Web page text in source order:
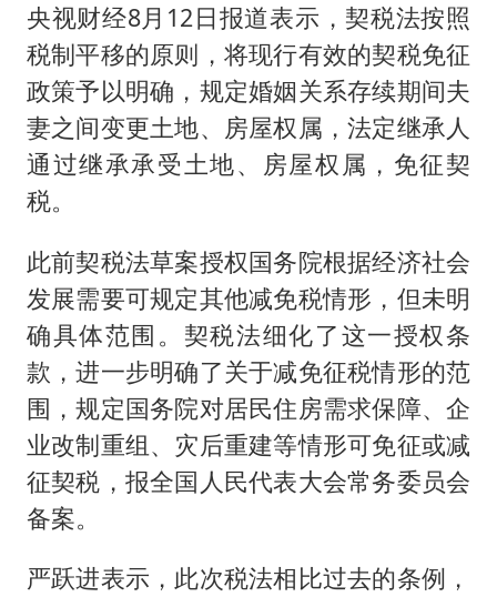
央视财经8月12日报道表示，契税法按照
税制平移的原则，将现行有效的契税免征
政策予以明确，规定婚姻关系存续期间夫
妻之间变更土地、房屋权属，法定继承人
通过继承承受土地、房屋权属，免征契
税。
此前契税法草案授权国务院根据经济社会
发展需要可规定其他减免税情形，但未明
确具体范围。契税法细化了这一授权条
款，进一步明确了关于减免征税情形的范
围，规定国务院对居民住房需求保障、企
业改制重组、灾后重建等情形可免征或减
征契税，报全国人民代表大会常务委员会
备案。
严跃进表示，此次税法相比过去的条例，